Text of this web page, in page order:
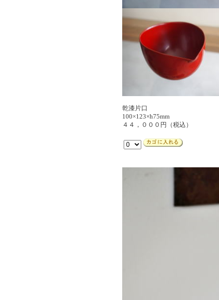
乾漆片口
100×123×h75mm
４４，０００円（税込）